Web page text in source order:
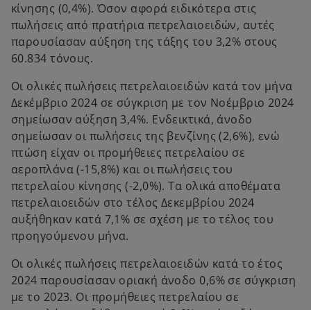
κίνησης (0,4%). Όσον αφορά ειδικότερα στις
πωλήσεις από πρατήρια πετρελαιοειδών, αυτές
παρουσίασαν αύξηση της τάξης του 3,2% στους
60.834 τόνους.
Οι ολικές πωλήσεις πετρελαιοειδών κατά τον μήνα
Δεκέμβριο 2024 σε σύγκριση με τον Νοέμβριο 2024
σημείωσαν αύξηση 3,4%. Ενδεικτικά, άνοδο
σημείωσαν οι πωλήσεις της βενζίνης (2,6%), ενώ
πτώση είχαν οι προμήθειες πετρελαίου σε
αεροπλάνα (-15,8%) και οι πωλήσεις του
πετρελαίου κίνησης (-2,0%). Τα ολικά αποθέματα
πετρελαιοειδών στο τέλος Δεκεμβρίου 2024
αυξήθηκαν κατά 7,1% σε σχέση με το τέλος του
προηγούμενου μήνα.
Οι ολικές πωλήσεις πετρελαιοειδών κατά το έτος
2024 παρουσίασαν οριακή άνοδο 0,6% σε σύγκριση
με το 2023. Οι προμήθειες πετρελαίου σε